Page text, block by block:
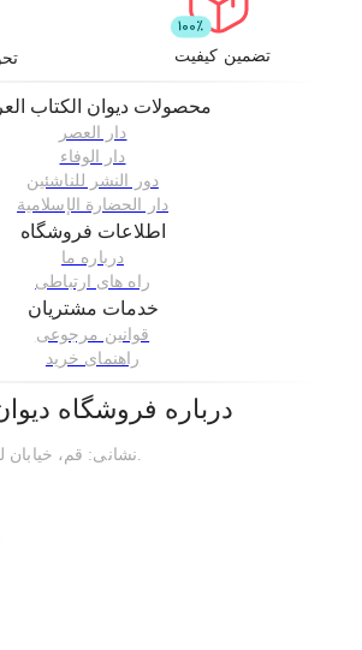
تضمین کیفیت
محصولات دیوان الکتاب
دار العصر
دار الوفاء
دور النشر للناشئین
دار الحضارة الإسلامیة
اطلاعات فروشگاه
درباره ما
راه های ارتباطی
خدمات مشتریان
قوانین مرجوعی
راهنمای خرید
درباره فروشگاه
نشانی: قم، خیابان لقمان، لقمان ۶، پلاک ۲۵.